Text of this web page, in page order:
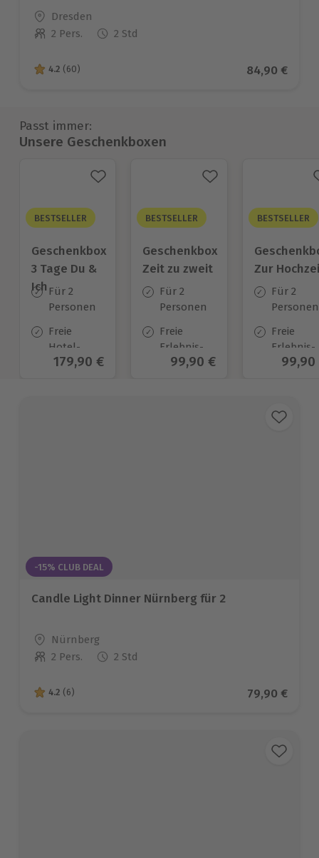
Standort
Dresden
Anzahl der Teilnehmer
2 Pers. 2 Std
4.2 von 5 Sternen basierend auf 60 Bewertungen
4.2 (60) Aktueller
84,90 €
Passt immer:
Unsere Geschenkboxen
BESTSELLER
Geschenkbox
3 Tage Du &
Ich Für 2
Personen
Freie
Hotel-
Auswahl
Aktueller Preis
179,90 €
BESTSELLER
Geschenkbox
Zeit zu zweit
Für 2
Personen
Freie
Erlebnis-
Auswahl
Aktueller Preis
99,90 €
BESTSELLER
Zur
Für 2
Personen
Freie
Erlebnis-
Auswahl
99,90
-15% CLUB DEAL
Candle Light Dinner Nürnberg für 2
Standort
Nürnberg
Anzahl der Teilnehmer
2 Pers. 2 Std
4.2 von 5 Sternen basierend auf 6 Bewertungen
4.2 (6) Aktueller
79,90 €